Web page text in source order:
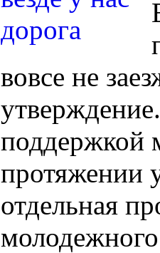
вовсе не
поддержкой
протяжении
отдельная